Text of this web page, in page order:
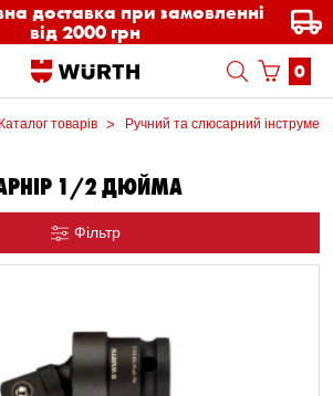
доставка при замовленні
від 2000 грн
0
Каталог товарів Ручний та слюсарний інструмент
1/2 ДЮЙМА
Фільтр